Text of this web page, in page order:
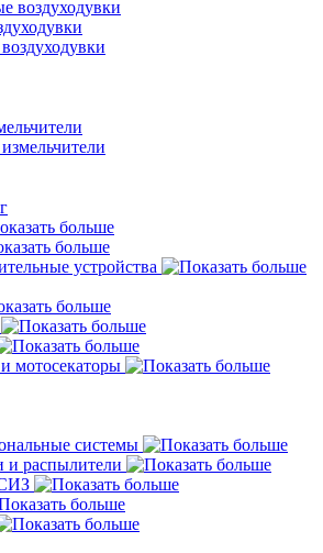
воздуходувки
устройства
мотосекаторы
системы
и распылители